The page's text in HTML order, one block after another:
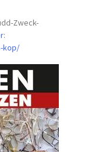
Zweck-
:
kop/